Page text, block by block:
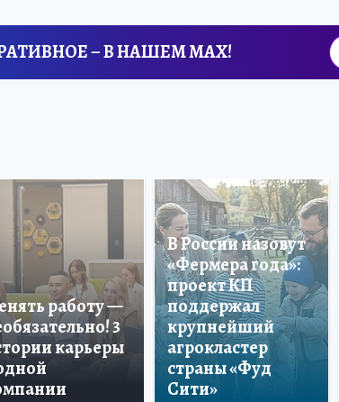
– В НАШЕМ MAX!
работу —
3
карьеры
В России назовут
«Фермера года»:
проект КП
поддержал
крупнейший
агрокластер
страны «Фуд
Сити»